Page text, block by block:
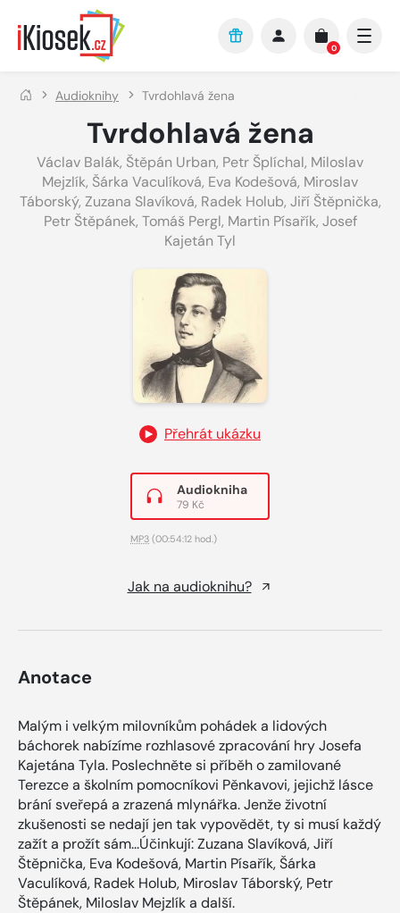
Přejít na hlavní obsah
0
Audioknihy Tvrdohlavá žena
Tvrdohlavá žena
Václav Balák, Štěpán Urban, Petr Šplíchal, Miloslav
Mejzlík, Šárka Vaculíková, Eva Kodešová, Miroslav
Táborský, Zuzana Slavíková, Radek Holub, Jiří Štěpnička,
Petr Štěpánek, Tomáš Pergl, Martin Písařík, Josef
Kajetán Tyl
Přehrát ukázku
Audiokniha
79 Kč
MP3 (00:54:12 hod.)
Jak na audioknihu?
Anotace
Malým i velkým milovníkům pohádek a lidových
báchorek nabízíme rozhlasové zpracování hry Josefa
Kajetána Tyla. Poslechněte si příběh o zamilované
Terezce a školním pomocníkovi Pěnkavovi, jejichž lásce
brání sveřepá a zrazená mlynářka. Jenže životní
zkušenosti se nedají jen tak vypovědět, ty si musí každý
zažít a prožít sám...Účinkují: Zuzana Slavíková, Jiří
Štěpnička, Eva Kodešová, Martin Písařík, Šárka
Vaculíková, Radek Holub, Miroslav Táborský, Petr
Štěpánek, Miloslav Mejzlík a další.